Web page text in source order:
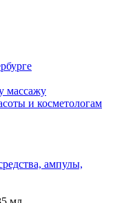
массажу
и косметологам
ампулы,